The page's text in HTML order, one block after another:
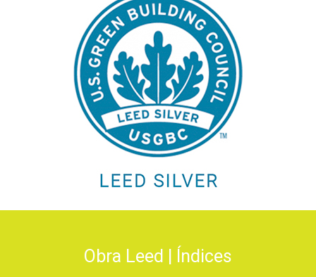
Obra Leed | Índices